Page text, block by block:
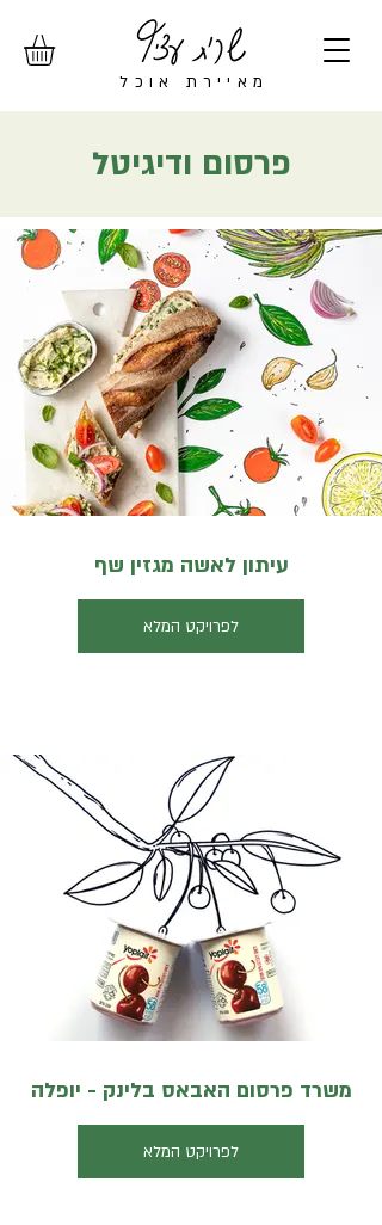
מ איירת אוכל
פרסום ודיגיטל
עיתון לאשה מגזין שף
לפרויקט המלא
משרד פרסום האבאס בלינק - יופלה
לפרויקט המלא